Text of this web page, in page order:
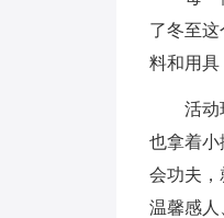
了冬至
料和用具
活动
也拿着小
会功夫，
温馨感人